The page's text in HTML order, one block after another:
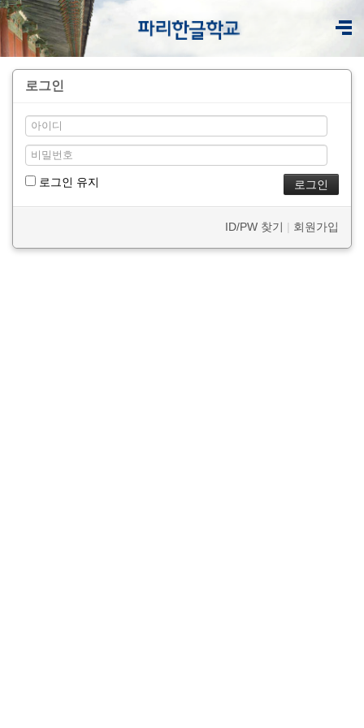
로그인
로그인 유지
ID/PW 찾기 | 회원가입